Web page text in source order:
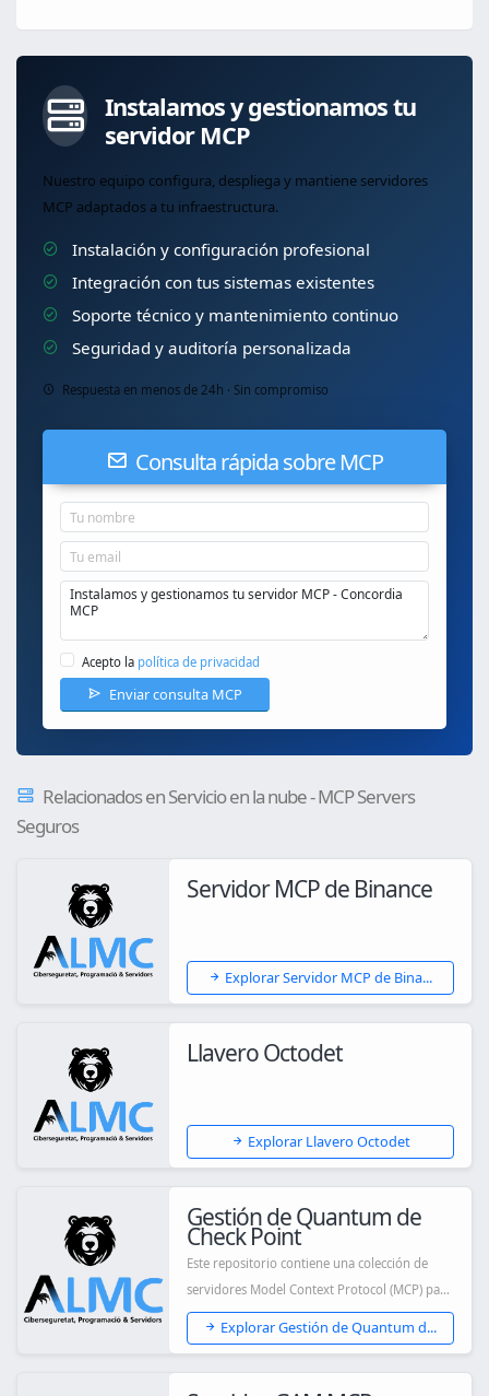
Instalamos y gestionamos tu
servidor MCP
Nuestro equipo configura, despliega y mantiene servidores
MCP adaptados a tu infraestructura.
Instalación y configuración profesional
Integración con tus sistemas existentes
Soporte técnico y mantenimiento continuo
Seguridad y auditoría personalizada
Respuesta en menos de 24h · Sin compromiso
Consulta rápida sobre MCP
Acepto la política de privacidad
Enviar consulta MCP
Relacionados en Servicio en la nube - MCP Servers
Seguros
Servidor MCP de Binance
Explorar Servidor MCP de Bina...
Llavero Octodet
Explorar Llavero Octodet
Gestión de Quantum de
Check Point
Este repositorio contiene una colección de
servidores Model Context Protocol (MCP) para
la...
Explorar Gestión de Quantum d...